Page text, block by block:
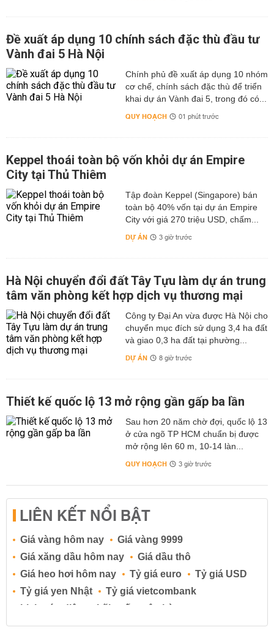
Đề xuất áp dụng 10 chính sách đặc thù đầu tư
Vành đai 5 Hà Nội
Chính phủ đề xuất áp dụng 10 nhóm
cơ chế, chính sách đặc thù để triển
khai dự án Vành đai 5, trong đó có...
QUY HOẠCH 01 phút trước
Keppel thoái toàn bộ vốn khỏi dự án Empire
City tại Thủ Thiêm
Tập đoàn Keppel (Singapore) bán
toàn bộ 40% vốn tại dự án Empire
City với giá 270 triệu USD, chấm...
DỰ ÁN 3 giờ trước
Hà Nội chuyển đổi đất Tây Tựu làm dự án trung
tâm văn phòng kết hợp dịch vụ thương mại
Công ty Đại An vừa được Hà Nội cho
chuyển mục đích sử dụng 3,4 ha đất
và giao 0,3 ha đất tại phường...
DỰ ÁN 8 giờ trước
Thiết kế quốc lộ 13 mở rộng gần gấp ba lần
Sau hơn 20 năm chờ đợi, quốc lộ 13
ở cửa ngõ TP HCM chuẩn bị được
mở rộng lên 60 m, 10-14 làn...
QUY HOẠCH 3 giờ trước
LIÊN KẾT NỔI BẬT
Giá vàng hôm nay
Giá vàng 9999
Giá xăng dầu hôm nay
Giá dầu thô
Giá heo hơi hôm nay
Tỷ giá euro
Tỷ giá USD
Tỷ giá yen Nhật
Tỷ giá vietcombank
Lịch cúp điện
Lãi suất ngân hàng
Lãi suất tiết kiệm
Lãi suất tiền gửi